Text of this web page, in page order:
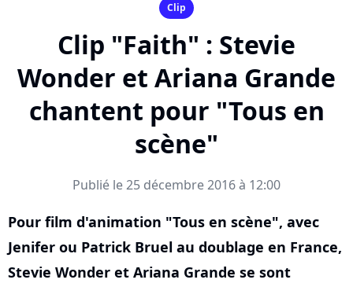
Clip
Clip "Faith" : Stevie
Wonder et Ariana Grande
chantent pour "Tous en
scène"
Publié le 25 décembre 2016 à 12:00
Pour film d'animation "Tous en scène", avec
Jenifer ou Patrick Bruel au doublage en France,
Stevie Wonder et Ariana Grande se sont